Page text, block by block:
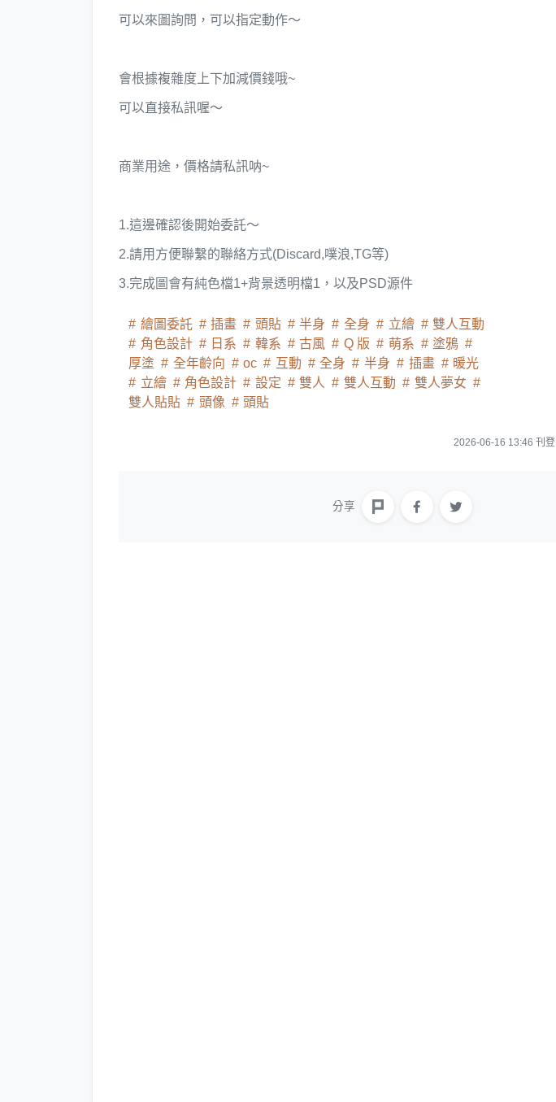
可以來圖詢問，可以指定動作～
會根據複雜度上下加減價錢哦~
可以直接私訊喔～
商業用途，價格請私訊呐~
1.這邊確認後開始委託～
2.請用方便聯繫的聯絡方式(Discard,噗浪,TG等)
3.完成圖會有純色檔1+背景透明檔1，以及PSD源件
繪圖委託 插畫 頭貼 半身 全身 立繪
雙人互動
角色設計
日系 韓系 古風 Q 版 萌系
塗鴉
厚塗
全年齡向 oc 互動 全身 半身 插畫
暖光
立繪
角色設計 設定 雙人 雙人互動
雙人夢女
雙人貼貼
頭像 頭貼
2026-06-16 13:46 刊登
分享